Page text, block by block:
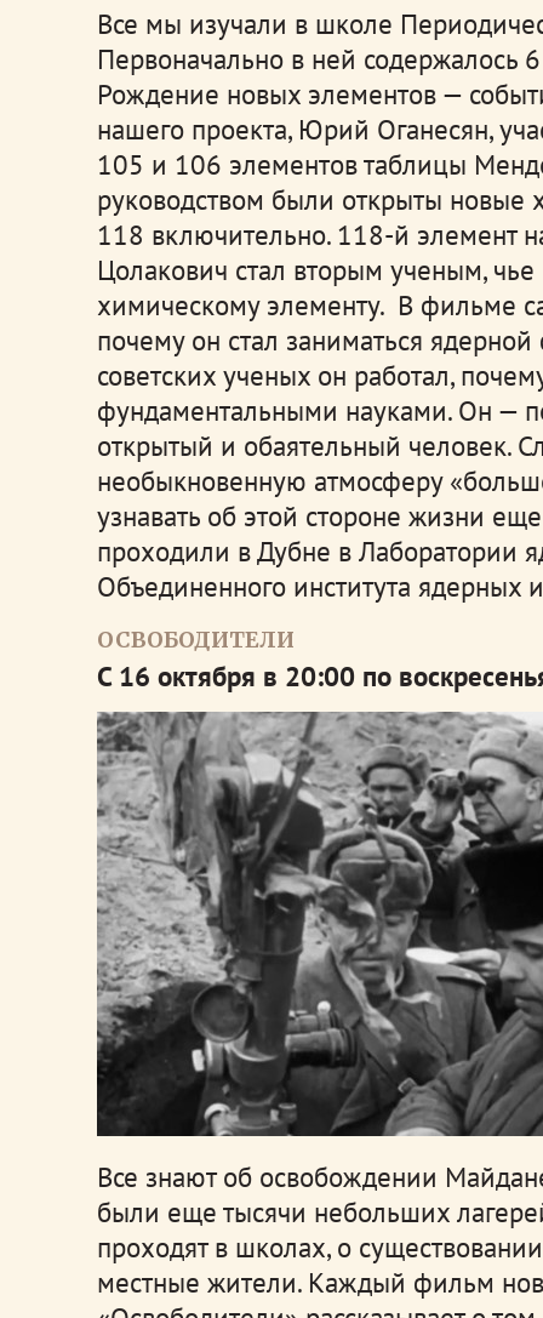
Все мы изучали в школе
Первоначально в ней содержалось
Рождение новых элементов —
нашего проекта, Юрий Оганесян,
105 и 106 элементов таблицы
руководством были открыты
118 включительно. 118-й элемент
Цолакович стал вторым ученым,
химическому элементу. В фильме
почему он стал заниматься
советских ученых он работал,
фундаментальными науками. Он —
открытый и обаятельный человек.
необыкновенную атмосферу
узнавать об этой стороне жизни
проходили в Дубне в Лаборатории
Объединенного института ядерных
ОСВОБОДИТЕЛИ
С 16 октября в 20:00 по
Все знают об освобождении
были еще тысячи небольших
проходят в школах, о
местные жители. Каждый фильм